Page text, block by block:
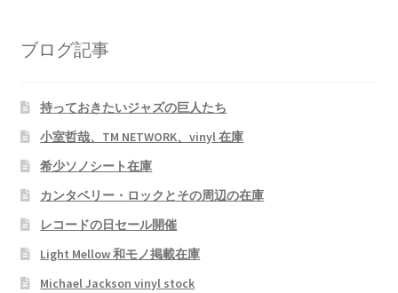
ブログ記事
持っておきたいジャズの巨人たち
小室哲哉、TM NETWORK、vinyl 在庫
希少ソノシート在庫
カンタベリー・ロックとその周辺の在庫
レコードの日セール開催
Light Mellow 和モノ掲載在庫
Michael Jackson vinyl stock